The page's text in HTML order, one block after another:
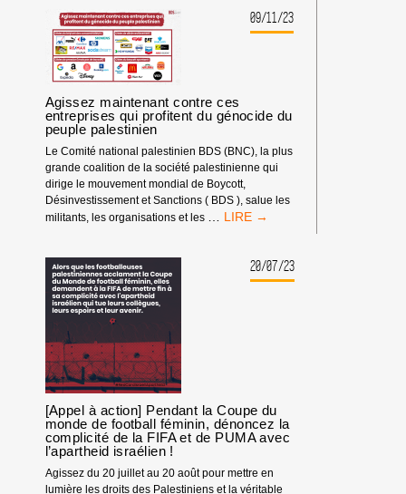
BOYCOTTEZ
LES
FACILITATEURS
DU
GÉNOCIDE
09/11/23
Agissez maintenant contre ces
entreprises qui profitent du génocide du
peuple palestinien
Le Comité national palestinien BDS (BNC), la plus
grande coalition de la société palestinienne qui
dirige le mouvement mondial de Boycott,
Désinvestissement et Sanctions ( BDS ), salue les
militants, les organisations et les
AGISSEZ
ENTREPRISES
20/07/23
[Appel à action] Pendant la Coupe du
monde de football féminin, dénoncez la
complicité de la FIFA et de PUMA avec
l’apartheid israélien !
Agissez du 20 juillet au 20 août pour mettre en
lumière les droits des Palestiniens et la véritable